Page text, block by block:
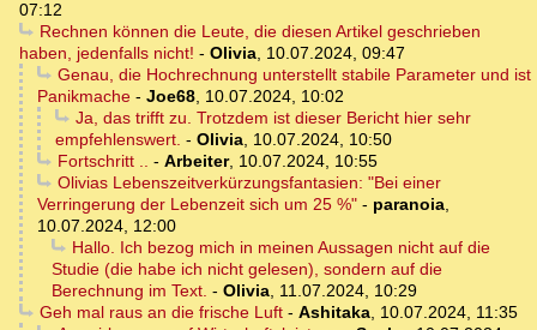
07:12
Rechnen können die Leute, die diesen Artikel geschrieben
haben, jedenfalls nicht! - Olivia, 10.07.2024, 09:47
Genau, die Hochrechnung unterstellt stabile Parameter und ist
Panikmache - Joe68, 10.07.2024, 10:02
Ja, das trifft zu. Trotzdem ist dieser Bericht hier sehr
empfehlenswert. - Olivia, 10.07.2024, 10:50
Fortschritt .. - Arbeiter, 10.07.2024, 10:55
Olivias Lebenszeitverkürzungsfantasien: "Bei einer
Verringerung der Lebenzeit sich um 25 %" - paranoia,
10.07.2024, 12:00
Hallo. Ich bezog mich in meinen Aussagen nicht auf die
Studie (die habe ich nicht gelesen), sondern auf die
Berechnung im Text. - Olivia, 11.07.2024, 10:29
Geh mal raus an die frische Luft- Ashitaka, 10.07.2024, 11:35